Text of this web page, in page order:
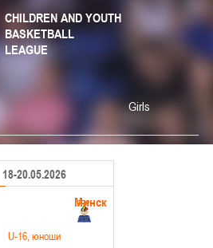
CHILDREN AND YOUTH
BASKETBALL
LEAGUE
Girls
18-20.05.2026
Минск
U-16 , юноши